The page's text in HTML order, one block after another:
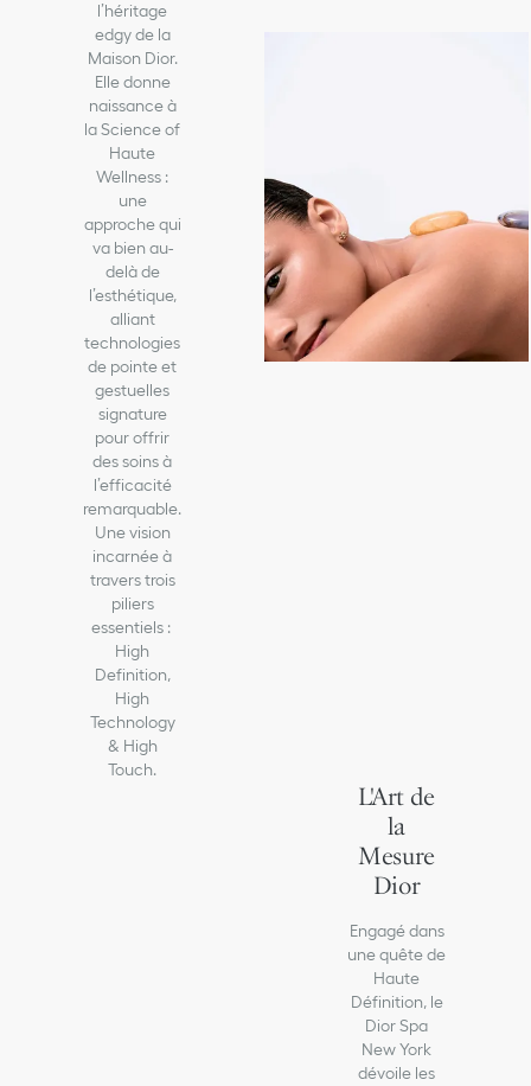
l’héritage
edgy de la
Maison Dior.
Elle donne
naissance à
la Science of
Haute
Wellness :
une
approche qui
va bien au-
delà de
l’esthétique,
alliant
technologies
de pointe et
gestuelles
signature
pour offrir
des soins à
l’efficacité
remarquable.
Une vision
incarnée à
travers trois
piliers
essentiels :
High
Definition,
High
Technology
& High
Touch.
L'Art de
la
Mesure
Dior
Engagé dans
une quête de
Haute
Définition, le
Dior Spa
New York
dévoile les